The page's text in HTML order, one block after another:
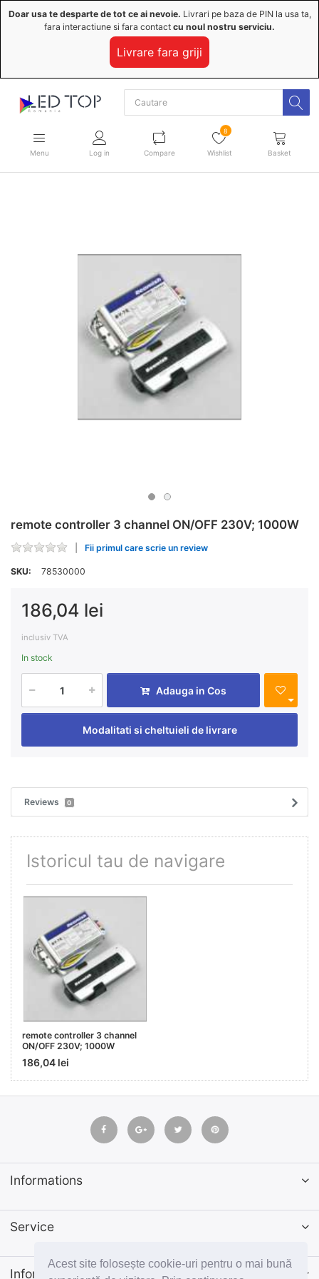
Acest site folosește cookie-uri pentru o mai bună
Doar usa te desparte de tot ce ai nevoie. Livrari pe baza de PIN la usa ta,
fara interactiune si fara contact cu noul nostru serviciu.
Livrare fara griji
Menu Log in Compare
8
Wishlist Basket
remote controller 3 channel ON/OFF 230V; 1000W
Fii primul care scrie un review
SKU: 78530000
186,04 lei
inclusiv TVA
In stock
Adauga in Cos
Modalitati si cheltuieli de livrare
Reviews 0
Istoricul tau de navigare
remote controller 3 channel
ON/OFF 230V; 1000W
186,04 lei
Informations
Service
Informatii